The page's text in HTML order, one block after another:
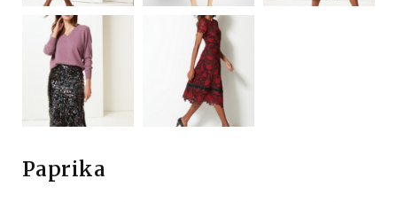
Paprika